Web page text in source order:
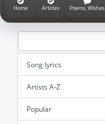
Home Articles Poems, Wishes
Song lyrics
Artists A-Z
Popular